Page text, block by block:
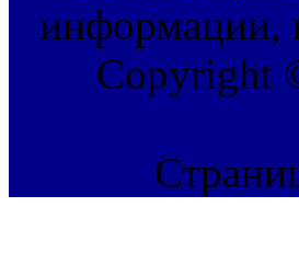
информации,
Copyright